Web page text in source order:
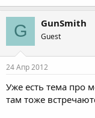
G GunSmith
Guest
24 Апр 2012
Уже есть тема про
там тоже